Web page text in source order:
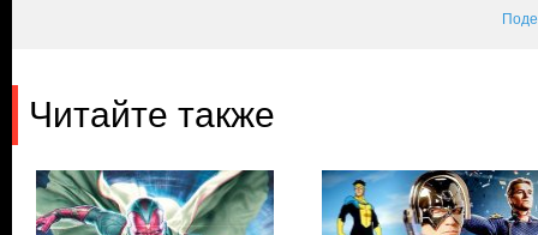
Читайте также